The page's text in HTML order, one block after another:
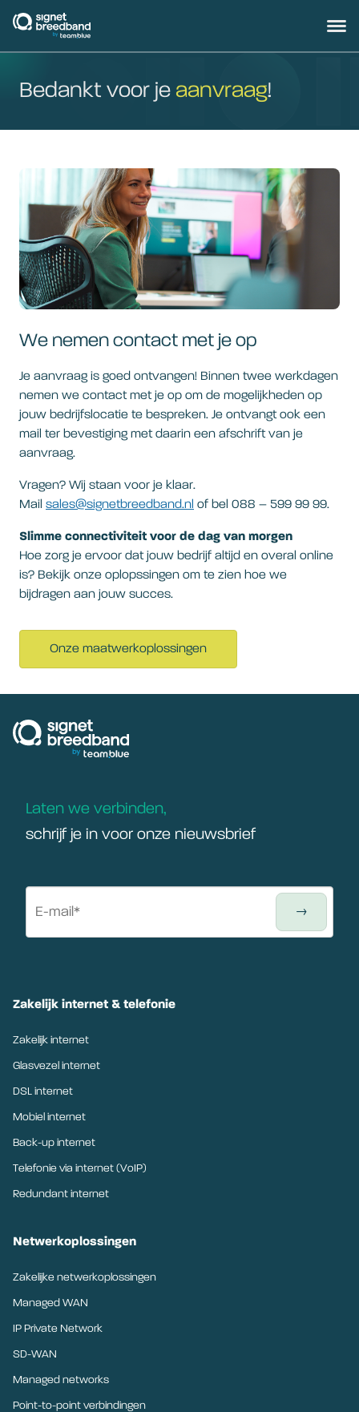
signetbreedband
Bedankt voor je aanvraag!
We nemen contact met je op
Je aanvraag is goed ontvangen! Binnen twee werkdagen
nemen we contact met je op om de mogelijkheden op
jouw bedrijfslocatie te bespreken. Je ontvangt ook een
mail ter bevestiging met daarin een afschrift van je
aanvraag.
Vragen? Wij staan voor je klaar.
Mail sales@signetbreedband.nl of bel 088 – 599 99 99.
Slimme connectiviteit voor de dag van morgen
Hoe zorg je ervoor dat jouw bedrijf altijd en overal online
is? Bekijk onze oplopssingen om te zien hoe we
bijdragen aan jouw succes.
Onze maatwerkoplossingen
Laten we verbinden,
schrijf je in voor onze nieuwsbrief
Zakelijk internet & telefonie
Zakelijk internet
Glasvezel internet
DSL internet
Mobiel internet
Back-up internet
Telefonie via internet (VoIP)
Redundant internet
Netwerkoplossingen
Zakelijke netwerkoplossingen
Managed WAN
IP Private Network
SD-WAN
Managed networks
Point-to-point verbindingen